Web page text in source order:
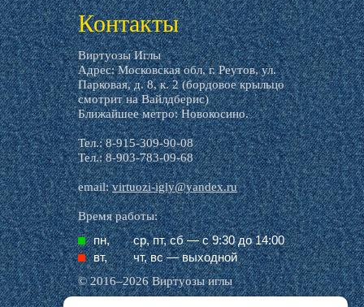
Контакты
Виртуозы Иглы
Адрес: Московская обл, г. Реутов, ул.
Парковая, д. 8, к. 2 (бордовое крыльцо
смотрит на Вайлдберис)
Ближайшее метро: Новокосино.
Тел.: 8-915-309-90-08
Тел.: 8-903-783-09-68
email:virtuozi-igly@yandex.ru
Время работы:
пн,
ср, пт, cб — с 9:30 до 14:00
вт,
чт, вс — выходной
© 2016–2026 Виртуозы иглы